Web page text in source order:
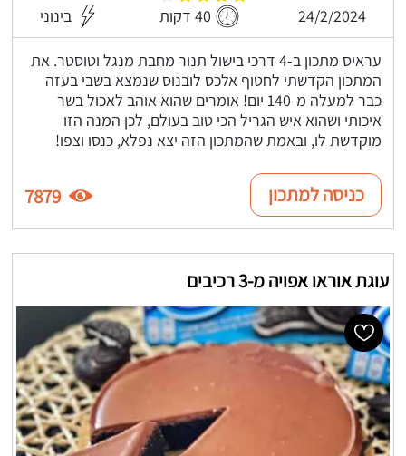
24/2/2024 40 דקות בינוני
עראיס מתכון ב-4 דרכי בישול תנור מחבת מנגל וטוסטר. את
המתכון הקדשתי לחטוף אלכס לובנוס שנמצא בשבי בעזה
כבר למעלה מ-140 יום! אומרים שהוא אוהב לאכול בשר
איכותי ושהוא איש הגריל הכי טוב בעולם, לכן המנה הזו
מוקדשת לו, ובאמת שהמתכון הזה יצא נפלא, כנסו וצפו!
כניסה למתכון 7879
עוגת אוראו אפויה מ-3 רכיבים